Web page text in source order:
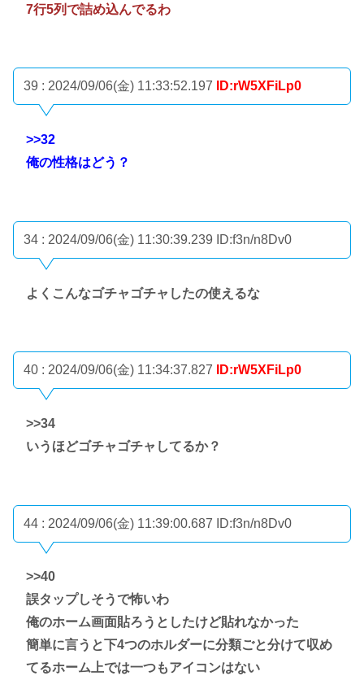
7行5列で詰め込んでるわ
39 : 2024/09/06(金) 11:33:52.197 ID:rW5XFiLp0
>>32
俺の性格はどう？
34 : 2024/09/06(金) 11:30:39.239 ID:f3n/n8Dv0
よくこんなゴチャゴチャしたの使えるな
40 : 2024/09/06(金) 11:34:37.827 ID:rW5XFiLp0
>>34
いうほどゴチャゴチャしてるか？
44 : 2024/09/06(金) 11:39:00.687 ID:f3n/n8Dv0
>>40
誤タップしそうで怖いわ
俺のホーム画面貼ろうとしたけど貼れなかった
簡単に言うと下4つのホルダーに分類ごと分けて収め
てるホーム上では一つもアイコンはない